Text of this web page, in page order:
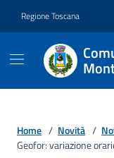
Regione Toscana
Home / Novità /
Geofor: variazione